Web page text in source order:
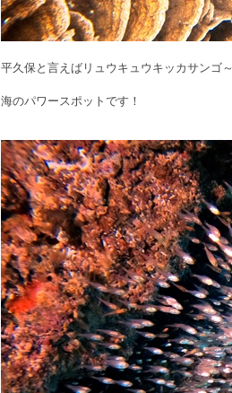
平久保と言えばリュウキュウキッカサンゴ～
海のパワースポットです！